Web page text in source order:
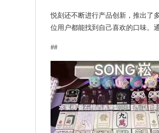
悦刻还不断进行产品创新，推出了
位用户都能找到自己喜欢的口味。
##